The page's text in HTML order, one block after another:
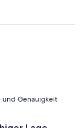
und Genauigkeit